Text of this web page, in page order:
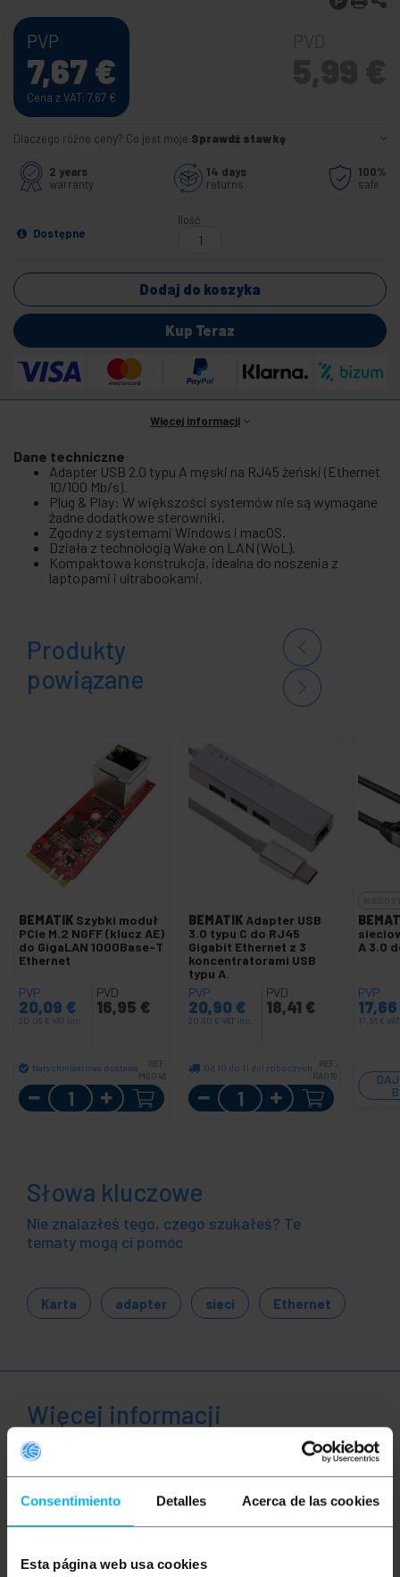
Consentimiento Detalles Acerca de las cookies
Esta página web usa cookies
PVP
7,67€
Cena z VAT: 7,67 €
Dlaczego różne ceny? Co jest moje Sprawdź stawkę
2 years
warranty
14 days
returns
100%
safe
Dostępne
Ilość
Dodaj do koszyka
Kup Teraz
Więcej informacji
Dane techniczne
Adapter USB 2.0 typu A męski na RJ45 żeński (Ethernet
10/100 Mb/s).
Plug & Play: W większości systemów nie są wymagane
żadne dodatkowe sterowniki.
Zgodny z systemami Windows i macOS.
Działa z technologią Wake on LAN (WoL).
Kompaktowa konstrukcja, idealna do noszenia z
laptopami i ultrabookami.
Produkty
powiązane
BEMATIK Szybki moduł
PCIe M.2 NGFF (klucz AE)
do GigaLAN 1000Base-T
Ethernet
PVP
20,09 €
20,09 € VAT inc.
PVD
16,95 €
Natychmiastowa dostawa
REF:
MS048
Ilość
BEMATIK Adapter USB
3.0 typu C do RJ45
Gigabit Ethernet z 3
koncentratorami USB
typu A.
PVP
20,90 €
20,90 € VAT inc.
PVD
18,41 €
Od 10 do 11 dni roboczych
REF:
RA019
Ilość
A 3.0
PVP
17,66
17,66 €
Słowa kluczowe
Nie znalazłeś tego, czego szukałeś? Te
tematy mogą ci pomóc
Karta adapter sieci Ethernet
Więcej informacji
Opis
portu RJ-45. Kompaktowa, lekka i łatwa w użyciu,